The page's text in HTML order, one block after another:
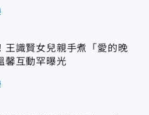
王識賢女兒親手煮「愛的晚
互動罕曝光